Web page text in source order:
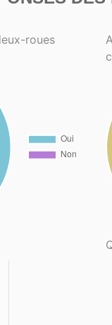
roues